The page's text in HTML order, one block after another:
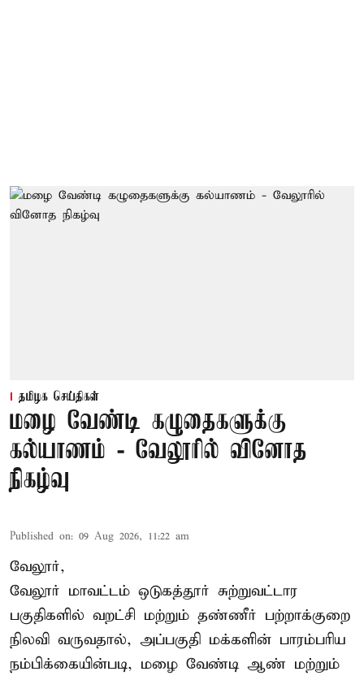
தமிழக செய்திகள்
மழை வேண்டி கழுதைகளுக்கு
கல்யாணம் - வேலூரில் வினோத
நிகழ்வு
Published on: 09 Aug 2026, 11:22 am
வேலூர்,
வேலூர் மாவட்டம் ஒடுகத்தூர் சுற்றுவட்டார
பகுதிகளில் வறட்சி மற்றும் தண்ணீர் பற்றாக்குறை
நிலவி வருவதால், அப்பகுதி மக்களின் பாரம்பரிய
நம்பிக்கையின்படி, மழை வேண்டி ஆண் மற்றும்